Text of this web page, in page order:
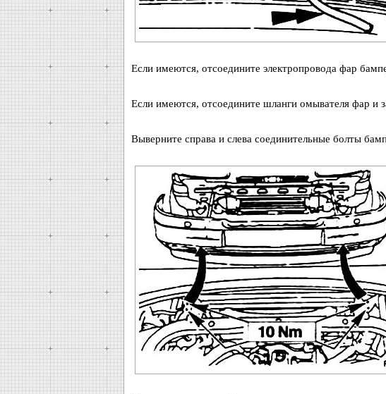
Если имеются, отсоедините электропровода фар
Если имеются, отсоедините шланги омывателя фар и
Выверните справа и слева соединительные болты